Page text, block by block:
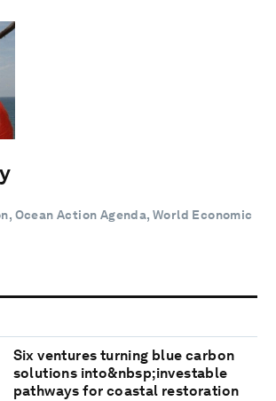
Ocean Action Agenda, World Economic
Six ventures turning blue carbon
solutions into&nbsp;investable
pathways for coastal restoration